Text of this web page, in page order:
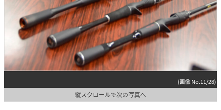
(画像 No.11/28)
縦スクロールで次の写真へ